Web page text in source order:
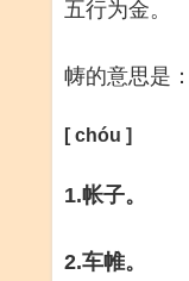
五行为金。
帱的意思是：
[ chóu ]
1.帐子。
2.车帷。